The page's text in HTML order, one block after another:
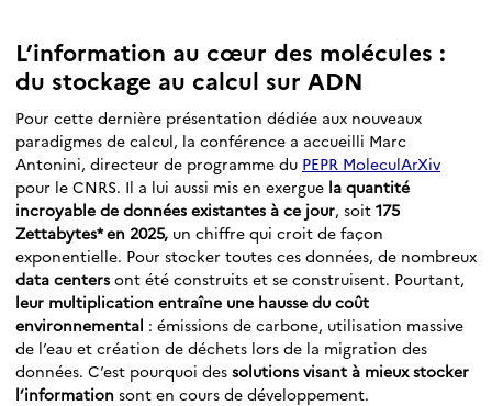
L’information au cœur des molécules :
du stockage au calcul sur ADN
Pour cette dernière présentation dédiée aux nouveaux
paradigmes de calcul, la conférence a accueilli Marc
Antonini, directeur de programme du PEPR MoleculArXiv
pour le CNRS. Il a lui aussi mis en exergue la quantité
incroyable de données existantes à ce jour, soit 175
Zettabytes* en 2025, un chiffre qui croit de façon
exponentielle. Pour stocker toutes ces données, de nombreux
data centers ont été construits et se construisent. Pourtant,
leur multiplication entraîne une hausse du coût
environnemental : émissions de carbone, utilisation massive
de l’eau et création de déchets lors de la migration des
données. C’est pourquoi des solutions visant à mieux stocker
l’information sont en cours de développement.